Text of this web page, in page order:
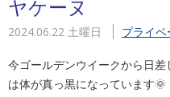
ヤケーヌ
2024.06.22 土曜日 プライベ
今ゴールデンウイークから日
は体が真っ黒になっています🌞